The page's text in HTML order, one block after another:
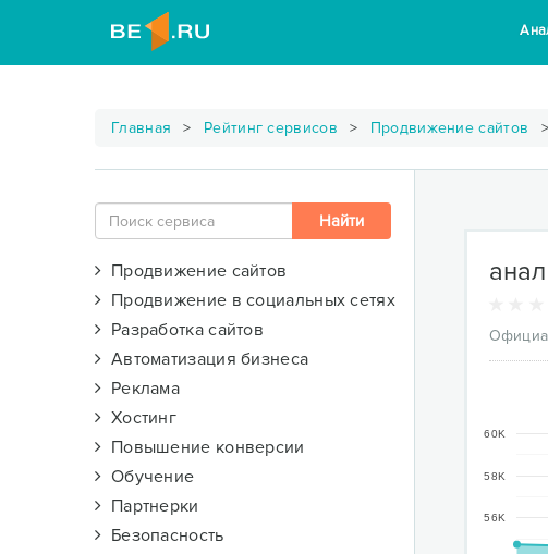
Главная Рейтинг сервисов Продвижение сайтов
Продвижение сайтов
Продвижение в социальных сетях
Разработка сайтов
Автоматизация бизнеса
Реклама
Хостинг
Повышение конверсии
Обучение
Партнерки
Безопасность
56K
58K
60K